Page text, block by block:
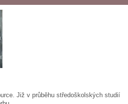
Již v průběhu středoškolských studií